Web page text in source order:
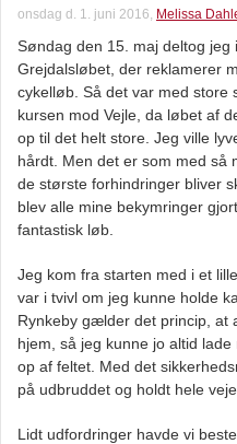
onsdag d. 1. juni 2016, Melissa
Søndag den 15. maj deltog
Grejdalsløbet, der reklamerer
cykelløb. Så det var med store
kursen mod Vejle, da løbet af
op til det helt store. Jeg ville
hårdt. Men det er som med så
de største forhindringer bliver
blev alle mine bekymringer
fantastisk løb.
Jeg kom fra starten med i et
var i tvivl om jeg kunne holde
Rynkeby gælder det princip, at
hjem, så jeg kunne jo altid
op af feltet. Med det
på udbruddet og holdt hele
Lidt udfordringer havde vi